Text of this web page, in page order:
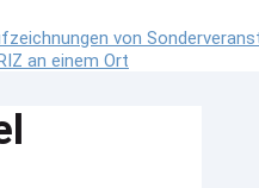
von
an einem Ort